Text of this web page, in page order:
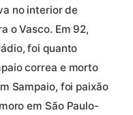
no interior de
o Vasco. Em 92,
foi quanto
correa e morto
Sampaio, foi paixão
em São Paulo-